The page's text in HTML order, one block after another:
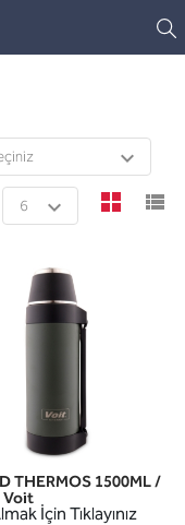
THERMOS 1500ML /
Voit
İçin Tıklayınız